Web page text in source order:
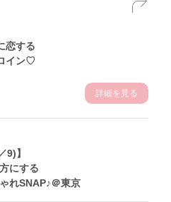
恋する
イン♡
詳細を見る
9)】
にする
れSNAP♪＠東京